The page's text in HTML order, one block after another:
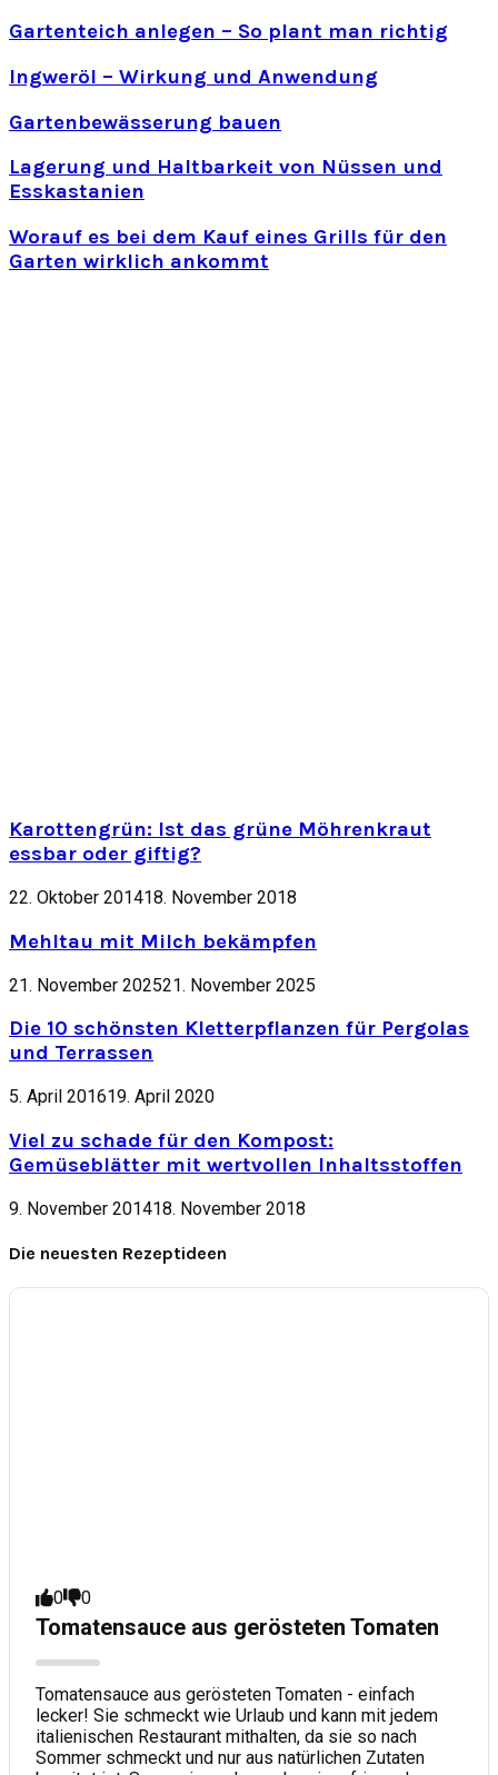
Gartenteich anlegen – So plant man richtig
Ingweröl – Wirkung und Anwendung
Gartenbewässerung bauen
Lagerung und Haltbarkeit von Nüssen und
Esskastanien
Worauf es bei dem Kauf eines Grills für den
Garten wirklich ankommt
Karottengrün: Ist das grüne Möhrenkraut
essbar oder giftig?
22. Oktober 201418. November 2018
Mehltau mit Milch bekämpfen
21. November 202521. November 2025
Die 10 schönsten Kletterpflanzen für Pergolas
und Terrassen
5. April 201619. April 2020
Viel zu schade für den Kompost:
Gemüseblätter mit wertvollen Inhaltsstoffen
9. November 201418. November 2018
Die neuesten Rezeptideen
0 0
Tomatensauce aus gerösteten Tomaten
Tomatensauce aus gerösteten Tomaten - einfach
lecker! Sie schmeckt wie Urlaub und kann mit jedem
italienischen Restaurant mithalten, da sie so nach
Sommer schmeckt und nur aus natürlichen Zutaten